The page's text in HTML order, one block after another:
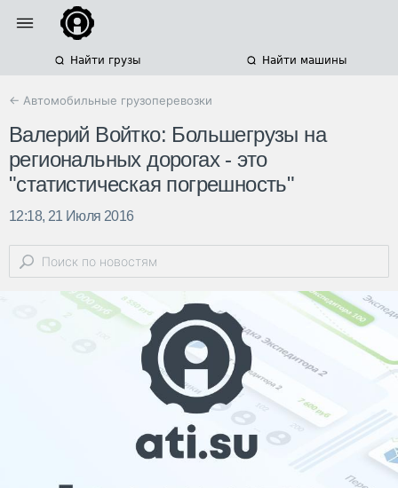
Найти грузы Найти машины
← Автомобильные грузоперевозки
Валерий Войтко: Большегрузы на
региональных дорогах - это
"статистическая погрешность"
12:18, 21 Июля 2016